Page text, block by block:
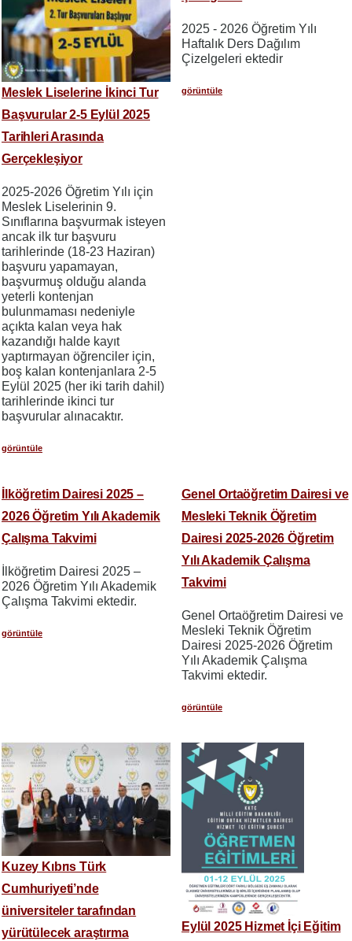
Meslek Liselerine İkinci Tur
Başvurular 2-5 Eylül 2025
Tarihleri Arasında
Gerçekleşiyor
2025-2026 Öğretim Yılı için
Meslek Liselerinin 9.
Sınıflarına başvurmak isteyen
ancak ilk tur başvuru
tarihlerinde (18-23 Haziran)
başvuru yapamayan,
başvurmuş olduğu alanda
yeterli kontenjan
bulunmaması nedeniyle
açıkta kalan veya hak
kazandığı halde kayıt
yaptırmayan öğrenciler için,
boş kalan kontenjanlara 2-5
Eylül 2025 (her iki tarih dahil)
tarihlerinde ikinci tur
başvurular alınacaktır.
görüntüle
2025 - 2026 Öğretim Yılı
Haftalık Ders Dağılım
Çizelgeleri ektedir
görüntüle
İlköğretim Dairesi 2025 –
2026 Öğretim Yılı Akademik
Çalışma Takvimi
İlköğretim Dairesi 2025 –
2026 Öğretim Yılı Akademik
Çalışma Takvimi ektedir.
görüntüle
Genel Ortaöğretim Dairesi ve
Mesleki Teknik Öğretim
Dairesi 2025-2026 Öğretim
Yılı Akademik Çalışma
Takvimi
Genel Ortaöğretim Dairesi ve
Mesleki Teknik Öğretim
Dairesi 2025-2026 Öğretim
Yılı Akademik Çalışma
Takvimi ektedir.
görüntüle
Kuzey Kıbrıs Türk
Cumhuriyeti’nde
üniversiteler tarafından
yürütülecek araştırma
Eylül 2025 Hizmet İçi Eğitim